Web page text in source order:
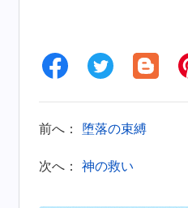
スはこうも言った。『
の意味は明らかだ。
し、人類を完全に清
前へ： 堕落の束縛
次へ： 神の救い